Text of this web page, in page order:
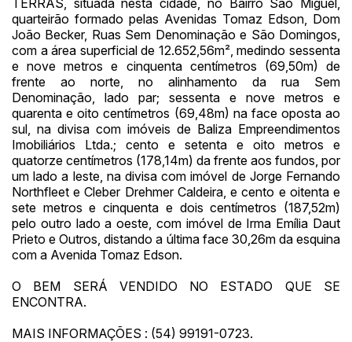
TERRAS, situada nesta cidade, no Bairro São Miguel,
quarteirão formado pelas Avenidas Tomaz Edson, Dom
João Becker, Ruas Sem Denominação e São Domingos,
com a área superficial de 12.652,56m², medindo sessenta
e nove metros e cinquenta centímetros (69,50m) de
frente ao norte, no alinhamento da rua Sem
Denominação, lado par; sessenta e nove metros e
quarenta e oito centímetros (69,48m) na face oposta ao
sul, na divisa com imóveis de Baliza Empreendimentos
Imobiliários Ltda.; cento e setenta e oito metros e
quatorze centímetros (178,14m) da frente aos fundos, por
um lado a leste, na divisa com imóvel de Jorge Fernando
Northfleet e Cleber Drehmer Caldeira, e cento e oitenta e
sete metros e cinquenta e dois centímetros (187,52m)
pelo outro lado a oeste, com imóvel de Irma Emília Daut
Prieto e Outros, distando a última face 30,26m da esquina
com a Avenida Tomaz Edson.
O BEM SERÁ VENDIDO NO ESTADO QUE SE
ENCONTRA.
MAIS INFORMAÇÕES : (54) 99191-0723.